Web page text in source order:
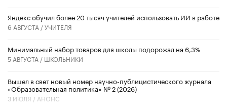
​Яндекс обучил более 20 тысяч учителей использовать ИИ в работе
6 АВГУСТА /УЧИТЕЛЯ
Минимальный набор товаров для школы подорожал на 6,3%
5 АВГУСТА / ШКОЛЬНИКИ
Вышел в свет новый номер научно-публицистического журнала
«Образовательная политика» № 2 (2026)
3 ИЮЛЯ / АНОНС